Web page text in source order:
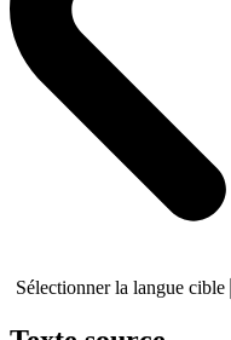
Sélectionner la langue cible